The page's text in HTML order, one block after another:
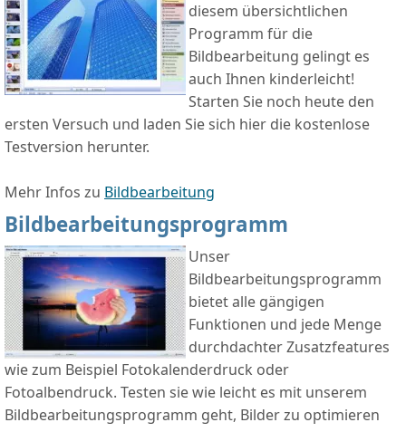
diesem übersichtlichen
Programm für die
Bildbearbeitung gelingt es
auch Ihnen kinderleicht!
Starten Sie noch heute den
ersten Versuch und laden Sie sich hier die kostenlose
Testversion herunter.
Mehr Infos zu Bildbearbeitung
Bildbearbeitungsprogramm
Unser
Bildbearbeitungsprogramm
bietet alle gängigen
Funktionen und jede Menge
durchdachter Zusatzfeatures
wie zum Beispiel Fotokalenderdruck oder
Fotoalbendruck. Testen sie wie leicht es mit unserem
Bildbearbeitungsprogramm geht, Bilder zu optimieren